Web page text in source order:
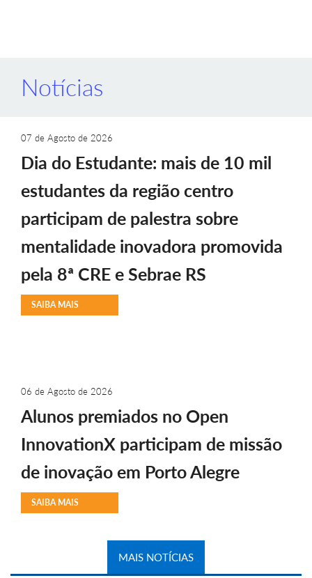
Notícias
07 de Agosto de 2026
Dia do Estudante: mais de 10 mil
estudantes da região centro
participam de palestra sobre
mentalidade inovadora promovida
pela 8ª CRE e Sebrae RS
SAIBA MAIS
06 de Agosto de 2026
Alunos premiados no Open
InnovationX participam de missão
de inovação em Porto Alegre
SAIBA MAIS
MAIS NOTÍCIAS